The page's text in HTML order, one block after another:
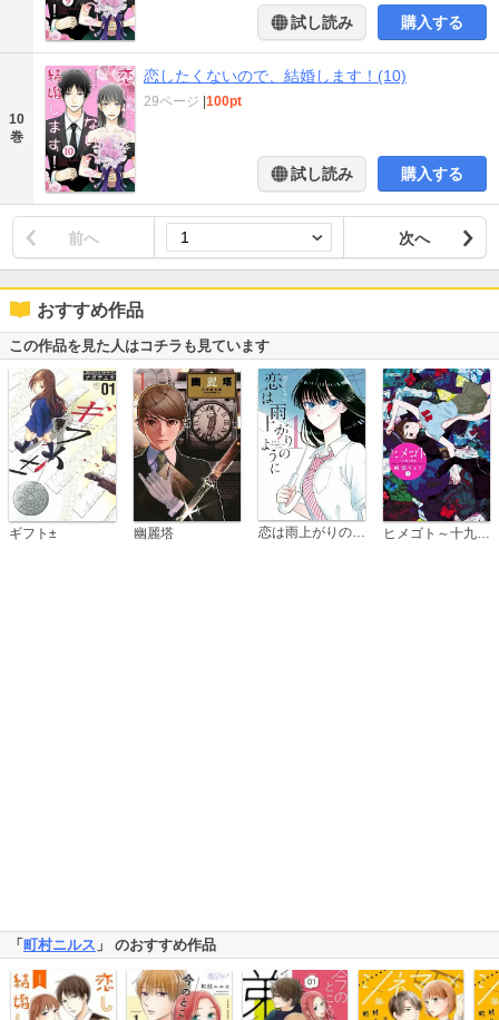
試し読み 購入する
10
巻
恋したくないので、結婚します！(10)
29ページ 100pt
試し読み 購入する
前へ 次へ
おすすめ作品
この作品を見た人はコチラも見ています
ギフト± 幽麗塔 恋は雨上がりのように
「 町村ニルス 」 のおすすめ作品